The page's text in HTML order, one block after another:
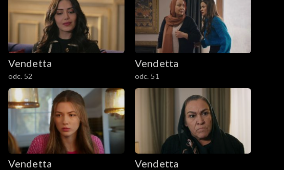
Vendetta
odc. 52
Vendetta
odc. 51
Vendetta Vendetta